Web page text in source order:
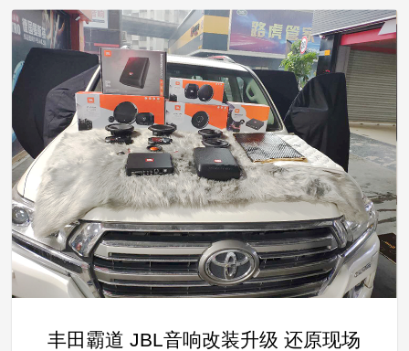
丰田霸道 JBL音响改装升级 还原现场